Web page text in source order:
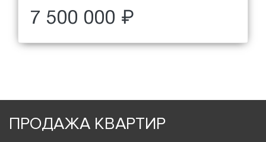
7 500 000 ₽
ПРОДАЖА КВАРТИР